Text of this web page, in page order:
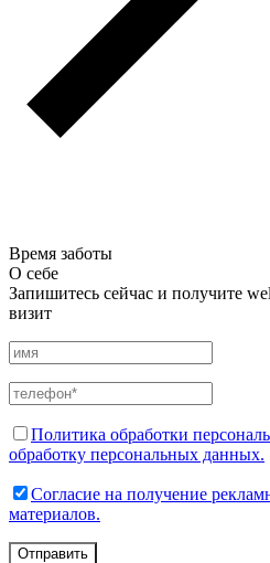
Время заботы
О себе
Запишитесь сейчас и получите
визит
Политика обработки
обработку персональных данных.
Согласие на получение
материалов.
Отправить